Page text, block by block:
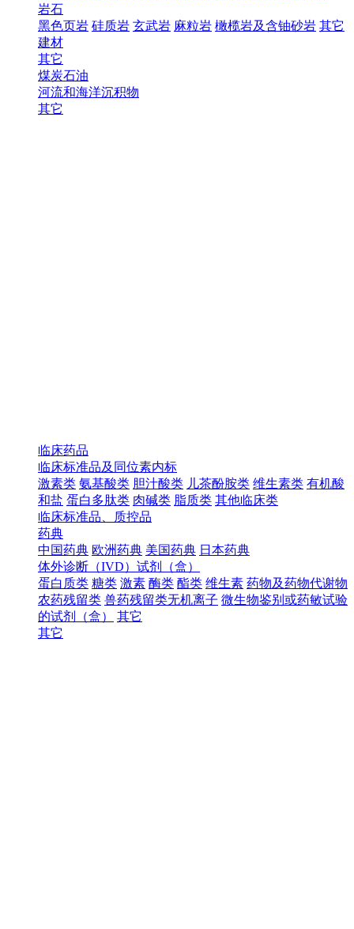
岩石
黑色页岩 硅质岩 玄武岩 麻粒岩 橄榄岩及含铀砂岩 其它
建材
其它
煤炭石油
河流和海洋沉积物
其它
临床药品
临床标准品及同位素内标
激素类 氨基酸类 胆汁酸类 儿茶酚胺类 维生素类 有机酸
和盐 蛋白多肽类 肉碱类 脂质类 其他临床类
临床标准品、质控品
药典
中国药典 欧洲药典 美国药典 日本药典
体外诊断（IVD）试剂（盒）
蛋白质类 糖类 激素 酶类 酯类 维生素 药物及药物代谢物
农药残留类 兽药残留类无机离子 微生物鉴别或药敏试验
的试剂（盒）
其它
其它